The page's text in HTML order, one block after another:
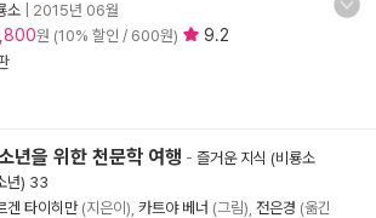
소
2015년 06월
원 (10% 할인 / 600원)
9.2
년을 위한 천문학 여행 - 즐거운 지식 (비룡소
년) 33
겐 타이히만(지은이), 카트야 베너 (그림), 전은경 (옮긴